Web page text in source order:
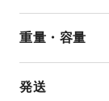
重量・ 容量
発送